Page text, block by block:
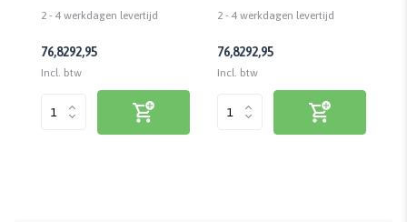
2 - 4 werkdagen levertijd
76,8292,95
Incl. btw
2 - 4 werkdagen levertijd
76,8292,95
Incl. btw